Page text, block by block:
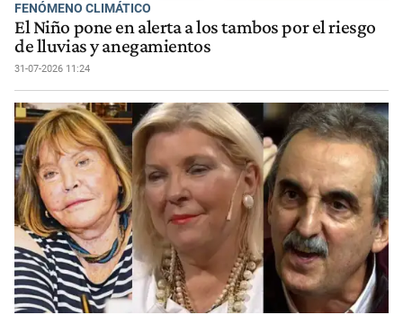
FENÓMENO CLIMÁTICO
El Niño pone en alerta a los tambos por el riesgo
de lluvias y anegamientos
31-07-2026 11:24